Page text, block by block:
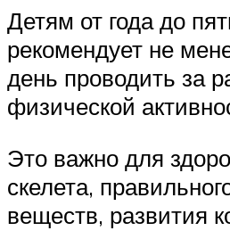
Детям от года до
рекомендует не
день проводить за
физической
Это важно для
скелета,
веществ, развития